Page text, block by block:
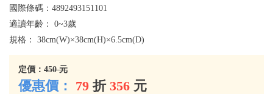
國際條碼： 4892493151101
適讀年齡： 0~3歲
規格： 38cm(W)×38cm(H)×6.5cm(D)
定價： 450 元
優惠價： 79 折 356 元